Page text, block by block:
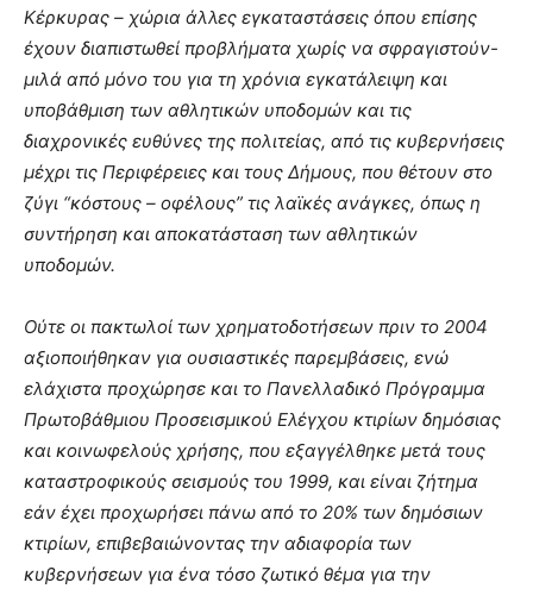
Κέρκυρας – χώρια άλλες εγκαταστάσεις όπου επίσης
έχουν διαπιστωθεί προβλήματα χωρίς να σφραγιστούν-
μιλά από μόνο του για τη χρόνια εγκατάλειψη και
υποβάθμιση των αθλητικών υποδομών και τις
διαχρονικές ευθύνες της πολιτείας, από τις κυβερνήσεις
μέχρι τις Περιφέρειες και τους Δήμους, που θέτουν στο
ζύγι “κόστους – οφέλους” τις λαϊκές ανάγκες, όπως η
συντήρηση και αποκατάσταση των αθλητικών
υποδομών.
Ούτε οι πακτωλοί των χρηματοδοτήσεων πριν το 2004
αξιοποιήθηκαν για ουσιαστικές παρεμβάσεις, ενώ
ελάχιστα προχώρησε και το Πανελλαδικό Πρόγραμμα
Πρωτοβάθμιου Προσεισμικού Ελέγχου κτιρίων δημόσιας
και κοινωφελούς χρήσης, που εξαγγέλθηκε μετά τους
καταστροφικούς σεισμούς του 1999, και είναι ζήτημα
εάν έχει προχωρήσει πάνω από το 20% των δημόσιων
κτιρίων, επιβεβαιώνοντας την αδιαφορία των
κυβερνήσεων για ένα τόσο ζωτικό θέμα για την